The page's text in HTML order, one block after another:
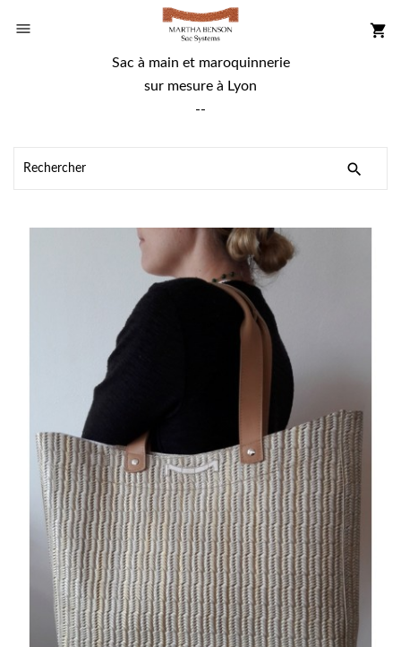
 shopping_cart
Sac à main et maroquinnerie
sur mesure à Lyon
--
